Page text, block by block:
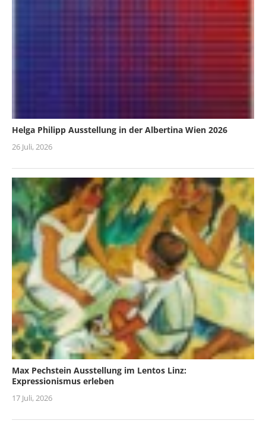
Helga Philipp Ausstellung in der Albertina Wien 2026
26 Juli, 2026
Max Pechstein Ausstellung im Lentos Linz:
Expressionismus erleben
17 Juli, 2026